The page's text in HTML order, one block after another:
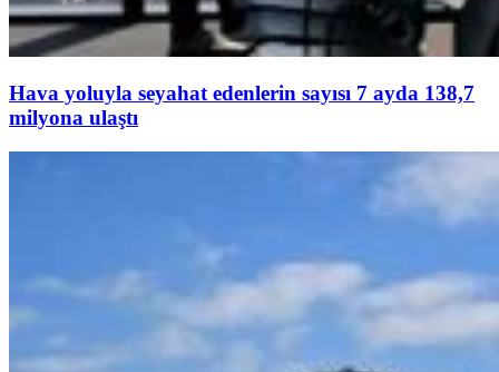
Hava yoluyla seyahat edenlerin sayısı 7 ayda 138,7
milyona ulaştı